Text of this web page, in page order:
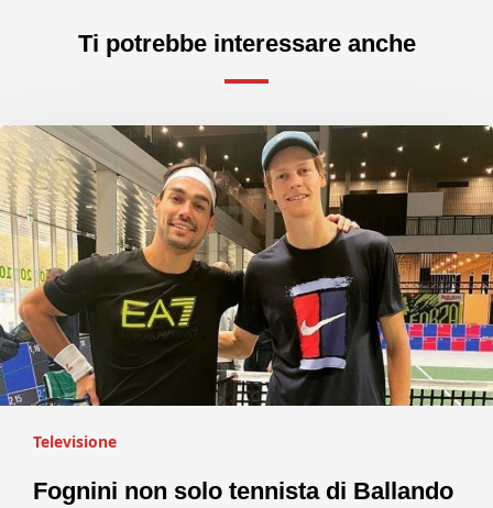
Ti potrebbe interessare anche
Televisione
Fognini non solo tennista di Ballando